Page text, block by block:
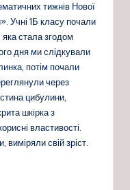
тижнів Нової
Учні 1Б класу почали
стала згодом
дня ми слідкували
потім почали
через
цибулини,
шкірка з
властивості.
свій зріст.